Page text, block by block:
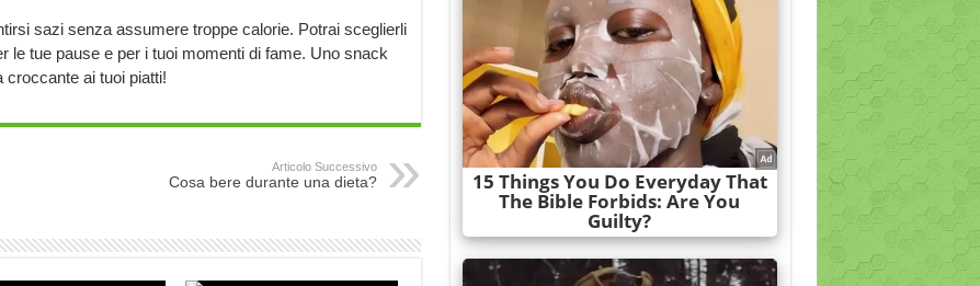
sazi senza assumere troppe calorie. Potrai sceglierli
le tue pause e per i tuoi momenti di fame. Uno snack
croccante ai tuoi piatti!
Articolo Successivo
Cosa bere durante una dieta?